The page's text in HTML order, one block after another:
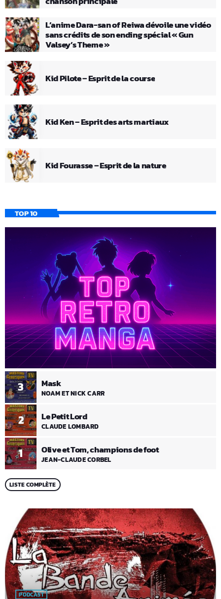
L’anime Dara-san of Reiwa dévoile une vidéo
sans crédits de son ending spécial « Gun
Valsey’s Theme »
Kid Pilote – Esprit de la course
Kid Ken – Esprit des arts martiaux
Kid Fourasse – Esprit de la nature
TOP 10
1 Olive et Tom, champions de foot
JEAN-CLAUDE CORBEL
2 Le Petit Lord
CLAUDE LOMBARD
3 Mask
NOAM ET NICK CARR
LISTE COMPLÈTE
PODCAST